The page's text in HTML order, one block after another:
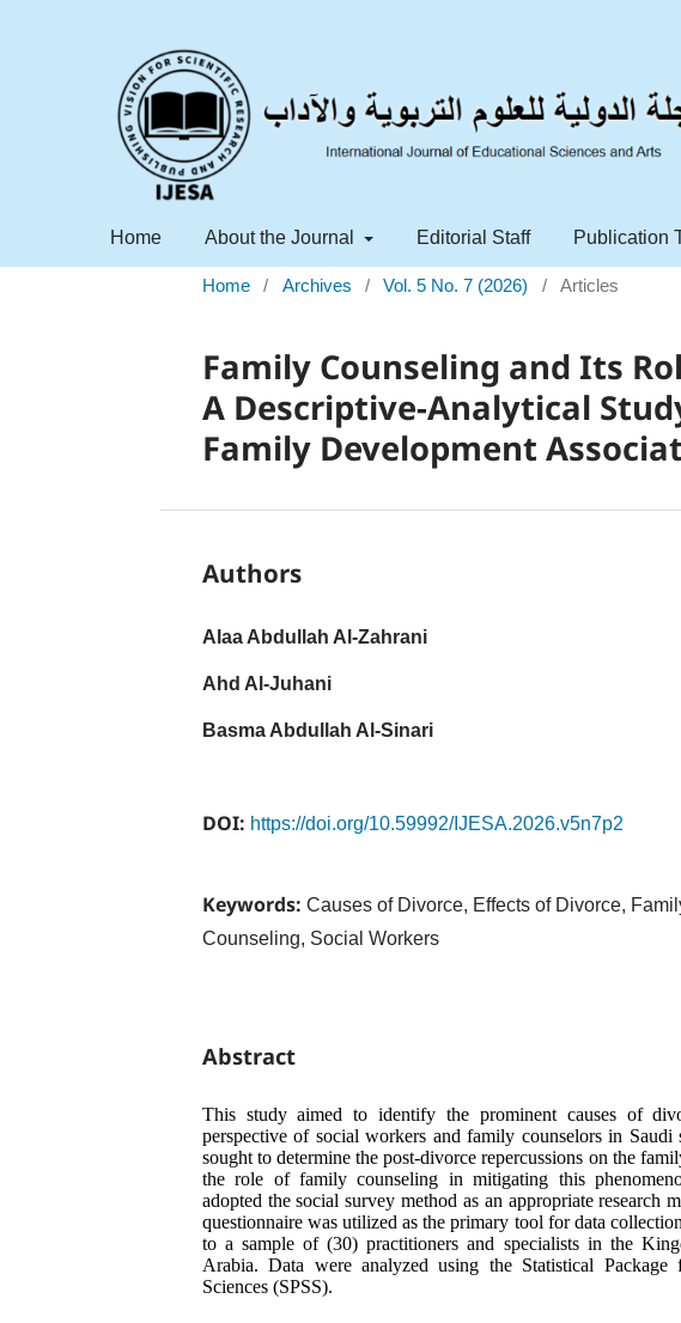
Home About the Journal Editorial Staff Publication
Home / Archives / Vol. 5 No. 7 (2026) / Articles
Family Counseling and Its
A Descriptive-Analytical
Family Development
Authors
Alaa Abdullah Al-Zahrani
Ahd Al-Juhani
Basma Abdullah Al-Sinari
DOI: https://doi.org/10.59992/IJESA.2026.v5n7p2
Keywords: Causes of Divorce, Effects of Divorce,
Counseling, Social Workers
Abstract
This study aimed to identify the prominent causes of
perspective of social workers and family counselors in Saudi
sought to determine the post-divorce repercussions on the
the role of family counseling in mitigating this
adopted the social survey method as an appropriate research
questionnaire was utilized as the primary tool for data
to a sample of (30) practitioners and specialists in the
Arabia. Data were analyzed using the Statistical Package
Sciences (SPSS).